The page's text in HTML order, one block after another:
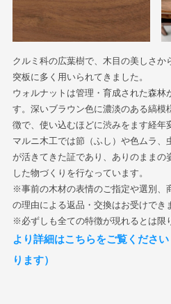
クルミ科の広葉樹で、木目の美しさか
突板に多く用いられてきました。
ウォルナットは管理・育成された森林
す。深いブラウン色に濃淡のある縞模
徴で、使い込むほどに渋みをます経年
マルニ木工では節（ふし）や色ムラ、
が活きてきた証であり、ありのままの
した物づくりを行なっています。
※事前の木材の表情のご指定や選別、
の理由による返品・交換はお受けでき
※必ずしも全ての特徴が現れるとは限
より詳細はこちらをご覧くださ
ります）